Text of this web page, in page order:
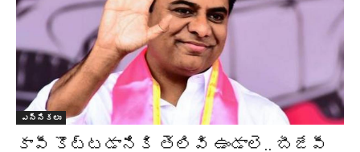
ఎన్నికలు
కాపీ కొట్టడానికి తెలివి ఉండాలె.. బీజేపీ